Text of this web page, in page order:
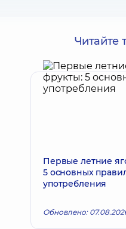
Читайте
Первые летние
5 основных
употребления
Обновлено: